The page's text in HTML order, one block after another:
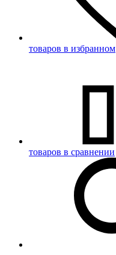
товаров в избранном
товаров в сравнении